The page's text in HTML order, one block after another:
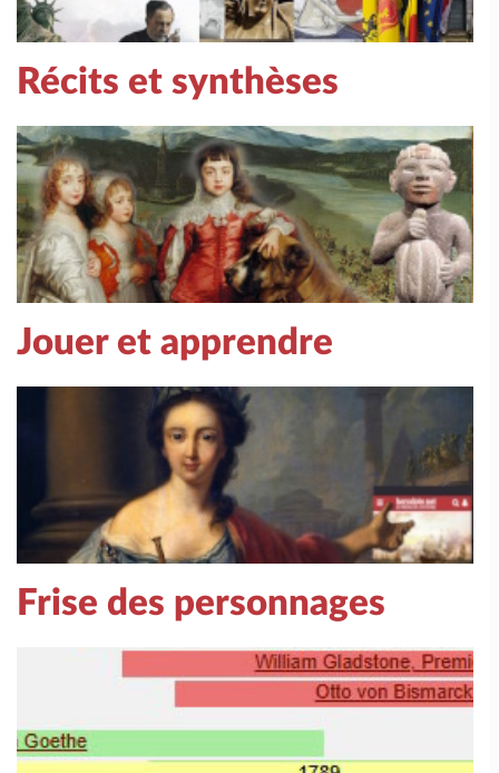
Récits et synthèses
Jouer et apprendre
Frise des personnages